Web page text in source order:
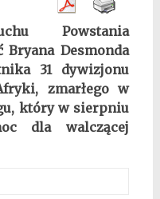
Powstania
Bryana Desmonda
31 dywizjonu
zmarłego w
który w sierpniu
dla walczącej